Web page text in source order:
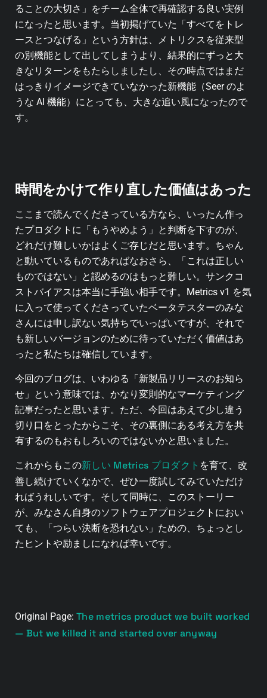
ることの大切さ」をチーム全体で再確認する良い実例
になったと思います。当初掲げていた「すべてをトレ
ースとつなげる」という方針は、メトリクスを従来型
の別機能として出してしまうより、結果的にずっと大
きなリターンをもたらしましたし、その時点ではまだ
はっきりイメージできていなかった新機能（Seer のよ
うな AI 機能）にとっても、大きな追い風になったので
す。
時間をかけて作り直した価値はあった
ここまで読んでくださっている方なら、いったん作っ
たプロダクトに「もうやめよう」と判断を下すのが、
どれだけ難しいかはよくご存じだと思います。ちゃん
と動いているものであればなおさら、「これは正しい
ものではない」と認めるのはもっと難しい。サンクコ
ストバイアスは本当に手強い相手です。Metrics v1 を気
に入って使ってくださっていたベータテスターのみな
さんには申し訳ない気持ちでいっぱいですが、それで
も新しいバージョンのために待っていただく価値はあ
ったと私たちは確信しています。
今回のブログは、いわゆる「新製品リリースのお知ら
せ」という意味では、かなり変則的なマーケティング
記事だったと思います。ただ、今回はあえて少し違う
切り口をとったからこそ、その裏側にある考え方を共
有するのもおもしろいのではないかと思いました。
これからもこの新しい Metrics プロダクト を育て、改
善し続けていくなかで、ぜひ一度試してみていただけ
ればうれしいです。そして同時に、このストーリー
が、みなさん自身のソフトウェアプロジェクトにおい
ても、「つらい決断を恐れない」ための、ちょっとし
たヒントや励ましになれば幸いです。
Original Page: The metrics product we built worked
— But we killed it and started over anyway